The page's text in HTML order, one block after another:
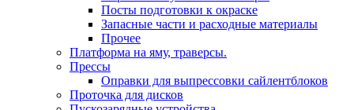
Посты подготовки к окраске
Запасные части и расходные материалы
Прочее
Платформа на яму, траверсы.
Прессы
Оправки для выпрессовки сайлентблоков
Проточка для дисков